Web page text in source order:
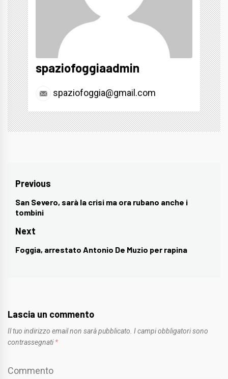
spaziofoggiaadmin
spaziofoggia@gmail.com
Navigazione
articoli
Previous
Previous
post:
San Severo, sarà la crisi ma ora rubano anche i
tombini
Next
Next
Foggia, arrestato Antonio De Muzio per rapina
Lascia un commento
Il tuo indirizzo email non sarà pubblicato. I campi obbligatori sono
contrassegnati *
Commento